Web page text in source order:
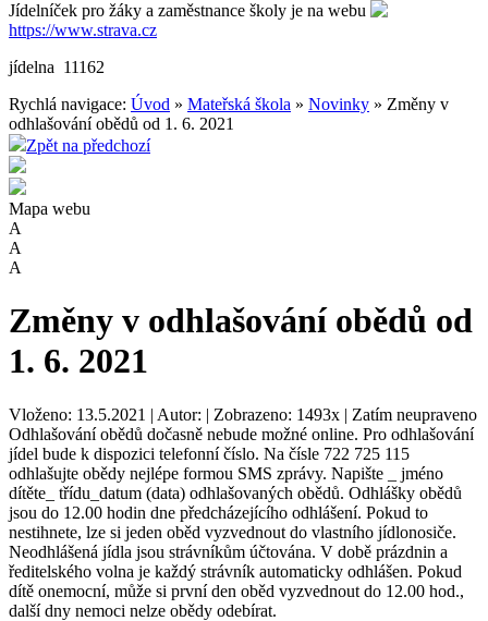
Jídelníček pro žáky a zaměstnance školy je na webu
https://www.strava.cz
jídelna 11162
Rychlá navigace: Úvod » Mateřská škola » Novinky » Změny v
odhlašování obědů od 1. 6. 2021
Zpět na předchozí
Mapa webu
A
A
A
Změny v odhlašování obědů od
1. 6. 2021
Vloženo: 13.5.2021 | Autor: | Zobrazeno: 1493x | Zatím neupraveno
Odhlašování obědů dočasně nebude možné online. Pro odhlašování
jídel bude k dispozici telefonní číslo. Na čísle 722 725 115
odhlašujte obědy nejlépe formou SMS zprávy. Napište _ jméno
dítěte_ třídu_datum (data) odhlašovaných obědů. Odhlášky obědů
jsou do 12.00 hodin dne předcházejícího odhlášení. Pokud to
nestihnete, lze si jeden oběd vyzvednout do vlastního jídlonosiče.
Neodhlášená jídla jsou strávníkům účtována. V době prázdnin a
ředitelského volna je každý strávník automaticky odhlášen. Pokud
dítě onemocní, může si první den oběd vyzvednout do 12.00 hod.,
další dny nemoci nelze obědy odebírat.